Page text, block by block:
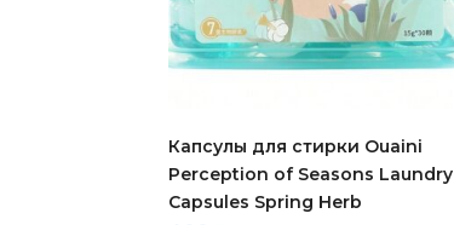
Капсулы для стирки Ouaini
Perception of Seasons Laundry
Capsules Spring Herb